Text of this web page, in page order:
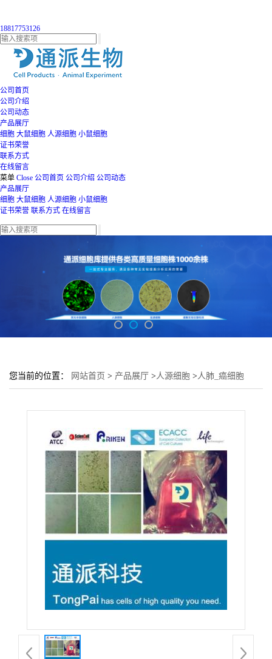
18817753126
公司首页
公司介绍
公司动态
产品展厅
细胞 大鼠细胞 人源细胞 小鼠细胞
证书荣誉
联系方式
在线留言
菜单 Close 公司首页 公司介绍 公司动态
产品展厅
细胞 大鼠细胞 人源细胞 小鼠细胞
证书荣誉 联系方式 在线留言
您当前的位置： 网站首页 > 产品展厅 >人源细胞 >人肺_癌细胞